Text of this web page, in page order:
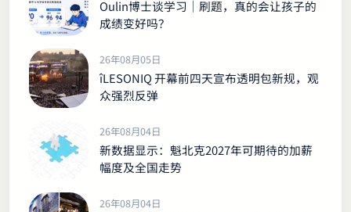
Oulin博士谈学习｜刷题，真的会让孩子的
成绩变好吗？
26年08月05日
îLESONIQ 开幕前四天宣布透明包新规，观
众强烈反弹
26年08月04日
新数据显示：魁北克2027年可期待的加薪
幅度及全国走势
26年08月04日